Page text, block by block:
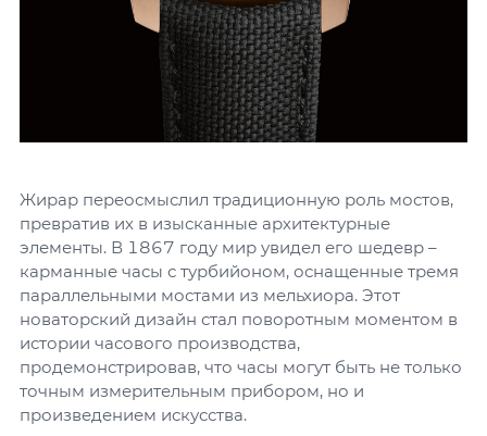
Жирар переосмыслил традиционную роль мостов,
превратив их в изысканные архитектурные
элементы. В 1867 году мир увидел его шедевр –
карманные часы с турбийоном, оснащенные тремя
параллельными мостами из мельхиора. Этот
новаторский дизайн стал поворотным моментом в
истории часового производства,
продемонстрировав, что часы могут быть не только
точным измерительным прибором, но и
произведением искусства.